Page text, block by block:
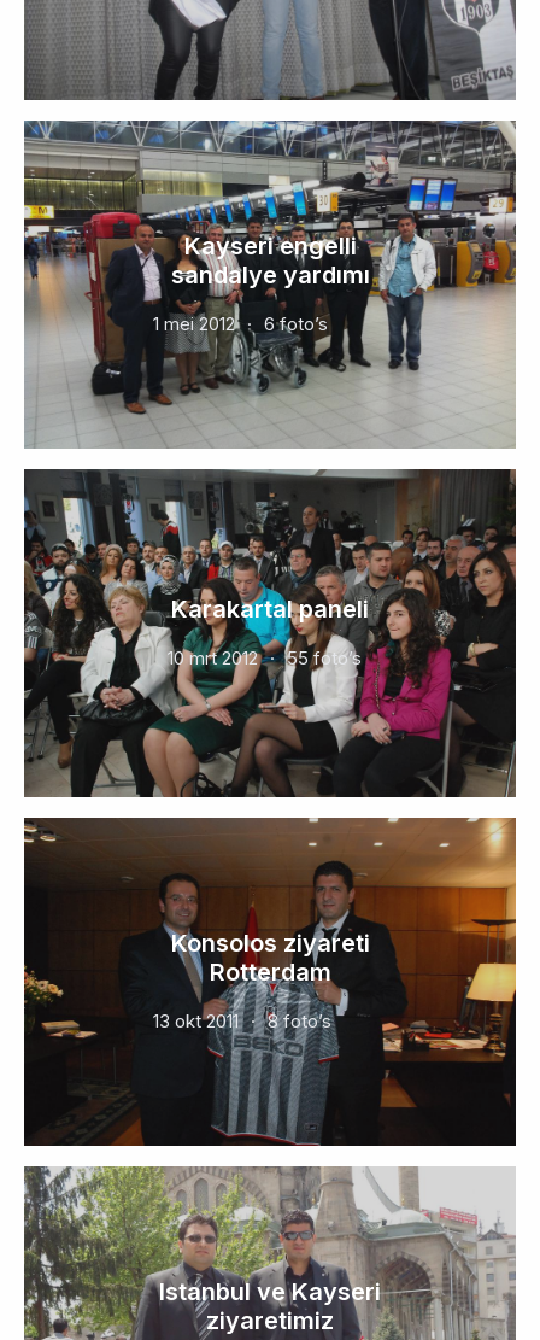
Kayseri engelli
sandalye yardımı
1 mei 2012 6 foto’s
Karakartal paneli
10 mrt 2012 55 foto’s
Konsolos ziyareti
Rotterdam
13 okt 2011 8 foto’s
Istanbul ve Kayseri
ziyaretimiz